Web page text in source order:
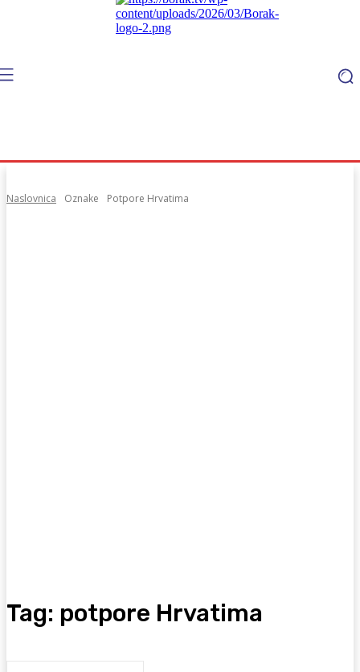
Naslovnica Oznake Potpore Hrvatima
Tag: potpore Hrvatima